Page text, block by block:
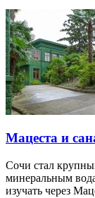
Мацеста и
Сочи стал
минеральным
изучать через